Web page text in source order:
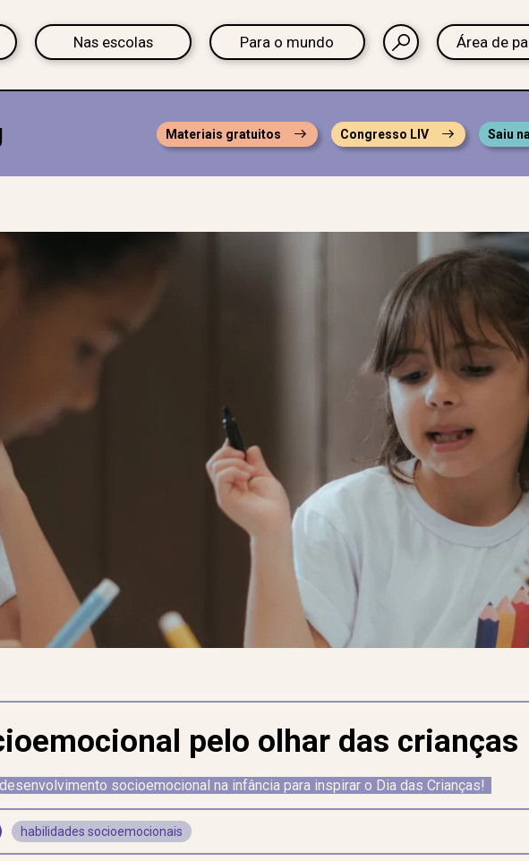
Nas escolas Para o mundo Área de
Materiais gratuitos Congresso LIV Saiu
pelo olhar das crianças
socioemocional na infância para inspirar o Dia das Crianças!
habilidades socioemocionais